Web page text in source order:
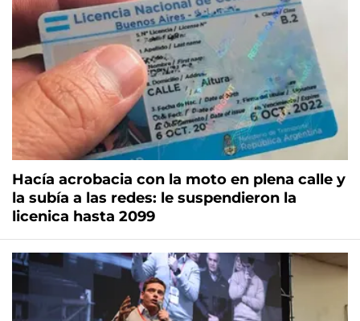
Hacía acrobacia con la moto en plena calle y
la subía a las redes: le suspendieron la
licenica hasta 2099